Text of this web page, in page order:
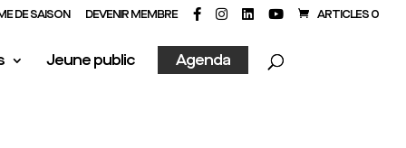
DE SAISON DEVENIR MEMBRE ARTICLES 0
Jeune public Agenda